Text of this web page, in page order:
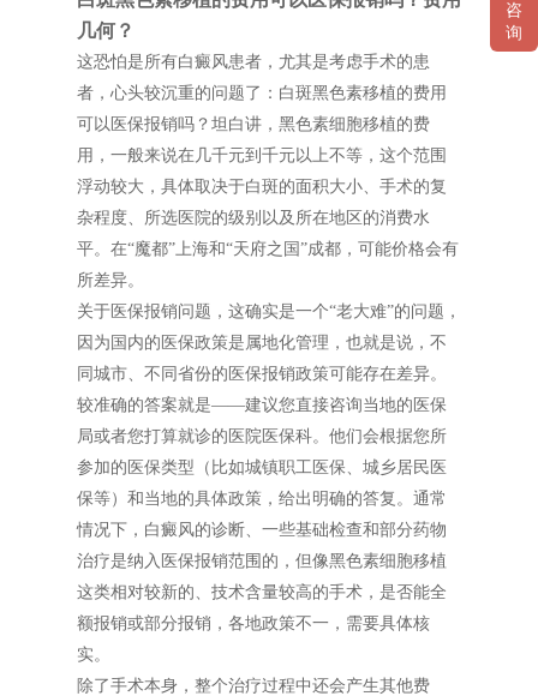
几何？
这恐怕是所有白癜风患者，尤其是考虑手术的患
者，心头较沉重的问题了：白斑黑色素移植的费用
可以医保报销吗？坦白讲，黑色素细胞移植的费
用，一般来说在几千元到千元以上不等，这个范围
浮动较大，具体取决于白斑的面积大小、手术的复
杂程度、所选医院的级别以及所在地区的消费水
平。在“魔都”上海和“天府之国”成都，可能价格会有
所差异。
关于医保报销问题，这确实是一个“老大难”的问题，
因为国内的医保政策是属地化管理，也就是说，不
同城市、不同省份的医保报销政策可能存在差异。
较准确的答案就是——建议您直接咨询当地的医保
局或者您打算就诊的医院医保科。他们会根据您所
参加的医保类型（比如城镇职工医保、城乡居民医
保等）和当地的具体政策，给出明确的答复。通常
情况下，白癜风的诊断、一些基础检查和部分药物
治疗是纳入医保报销范围的，但像黑色素细胞移植
这类相对较新的、技术含量较高的手术，是否能全
额报销或部分报销，各地政策不一，需要具体核
实。
除了手术本身，整个治疗过程中还会产生其他费
咨
询